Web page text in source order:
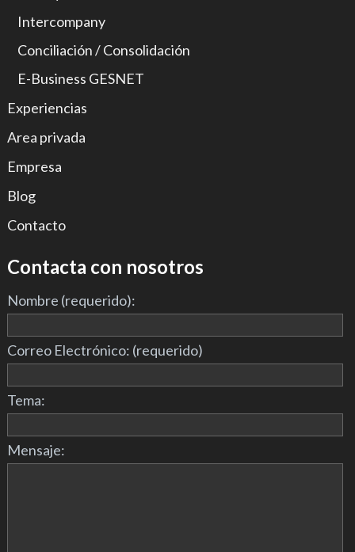
Intercompany
Conciliación / Consolidación
E-Business GESNET
Experiencias
Area privada
Empresa
Blog
Contacto
Contacta con nosotros
Nombre (requerido):
Correo Electrónico: (requerido)
Tema:
Mensaje: